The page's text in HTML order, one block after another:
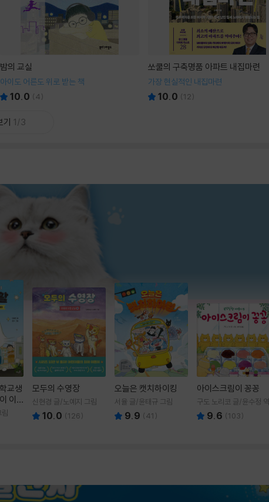
밤의 교실
아이도 어른도 위로 받는 책
10.0 (4)
쏘쿨의 구축명품 아파트 내집마련
가장 현실적인 내집마련
10.0 (12)
기 1/3
교생
이
모두의 수영장
신현경 글/노예지 그림
10.0 (126)
오늘은 캣치하이킹
서율 글/윤태규 그림
9.9 (41 )
아이스크림이 꽁꽁
구도 노리코 글/윤수정 역
9.6 (103)